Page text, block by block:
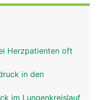
Herzpatienten oft
in den
im Lungenkreislauf